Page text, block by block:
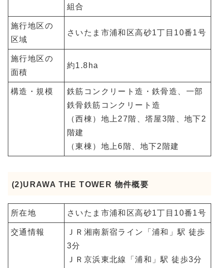
組合
施行地区の
区域
さいたま市浦和区高砂1丁目10番1号
施行地区の
面積
約1.8ha
構造・規模
鉄筋コンクリート造・鉄骨造、一部
鉄骨鉄筋コンクリート造
（西棟）地上27階、塔屋3階、地下2
階建
（東棟）地上6階、地下2階建
(2)URAWA THE TOWER 物件概要
所在地 さいたま市浦和区高砂1丁目10番1号
交通情報
ＪＲ湘南新宿ライン「浦和」駅 徒歩
3分
ＪＲ京浜東北線「浦和」駅 徒歩3分